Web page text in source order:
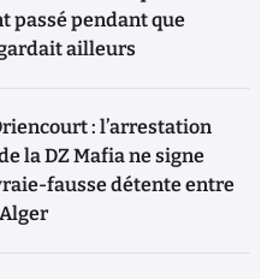
passé pendant que
ailleurs
: l’arrestation
la DZ Mafia ne signe
fausse détente entre